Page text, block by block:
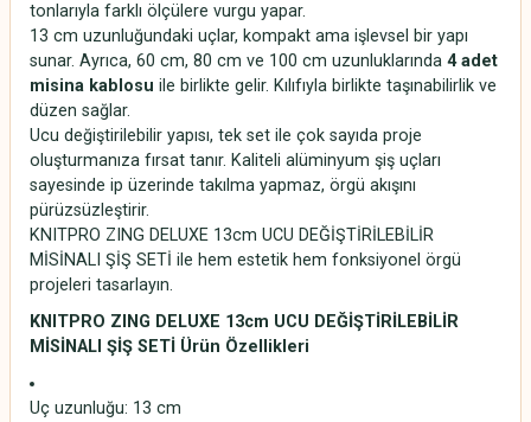
tonlarıyla farklı ölçülere vurgu yapar.
13 cm uzunluğundaki uçlar, kompakt ama işlevsel bir yapı
sunar. Ayrıca, 60 cm, 80 cm ve 100 cm uzunluklarında 4 adet
misina kablosu ile birlikte gelir. Kılıfıyla birlikte taşınabilirlik ve
düzen sağlar.
Ucu değiştirilebilir yapısı, tek set ile çok sayıda proje
oluşturmanıza fırsat tanır. Kaliteli alüminyum şiş uçları
sayesinde ip üzerinde takılma yapmaz, örgü akışını
pürüzsüzleştirir.
KNITPRO ZING DELUXE 13cm UCU DEĞİŞTİRİLEBİLİR
MİSİNALI ŞİŞ SETİ ile hem estetik hem fonksiyonel örgü
projeleri tasarlayın.
KNITPRO ZING DELUXE 13cm UCU DEĞİŞTİRİLEBİLİR
MİSİNALI ŞİŞ SETİ Ürün Özellikleri
Uç uzunluğu: 13 cm